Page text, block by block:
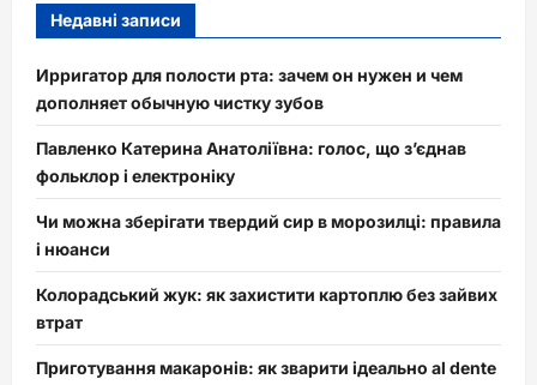
Недавні записи
Ирригатор для полости рта: зачем он нужен и чем
дополняет обычную чистку зубов
Павленко Катерина Анатоліївна: голос, що з’єднав
фольклор і електроніку
Чи можна зберігати твердий сир в морозилці: правила
і нюанси
Колорадський жук: як захистити картоплю без зайвих
втрат
Приготування макаронів: як зварити ідеально al dente